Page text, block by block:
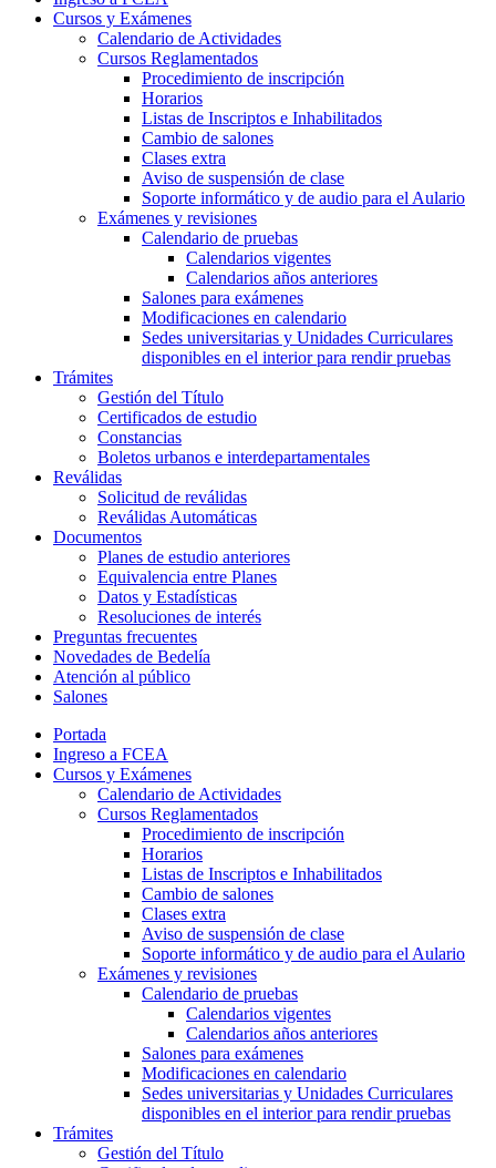
Cursos y Exámenes
Calendario de Actividades
Cursos Reglamentados
Procedimiento de inscripción
Horarios
Listas de Inscriptos e Inhabilitados
Cambio de salones
Clases extra
Aviso de suspensión de clase
Soporte informático y de audio para el Aulario
Exámenes y revisiones
Calendario de pruebas
Calendarios vigentes
Calendarios años anteriores
Salones para exámenes
Modificaciones en calendario
Sedes universitarias y Unidades Curriculares
disponibles en el interior para rendir pruebas
Trámites
Gestión del Título
Certificados de estudio
Constancias
Boletos urbanos e interdepartamentales
Reválidas
Solicitud de reválidas
Reválidas Automáticas
Documentos
Planes de estudio anteriores
Equivalencia entre Planes
Datos y Estadísticas
Resoluciones de interés
Preguntas frecuentes
Novedades de Bedelía
Atención al público
Salones
Portada
Ingreso a FCEA
Cursos y Exámenes
Calendario de Actividades
Cursos Reglamentados
Procedimiento de inscripción
Horarios
Listas de Inscriptos e Inhabilitados
Cambio de salones
Clases extra
Aviso de suspensión de clase
Soporte informático y de audio para el Aulario
Exámenes y revisiones
Calendario de pruebas
Calendarios vigentes
Calendarios años anteriores
Salones para exámenes
Modificaciones en calendario
Sedes universitarias y Unidades Curriculares
disponibles en el interior para rendir pruebas
Trámites
Gestión del Título